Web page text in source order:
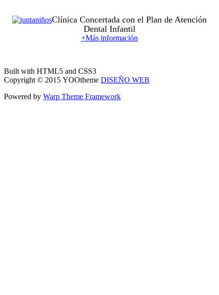
Clínica Concertada con el Plan de Atención
Dental Infantil
+Más información
Built with HTML5 and CSS3
Copyright © 2015 YOOtheme DISEÑO WEB
Powered by Warp Theme Framework